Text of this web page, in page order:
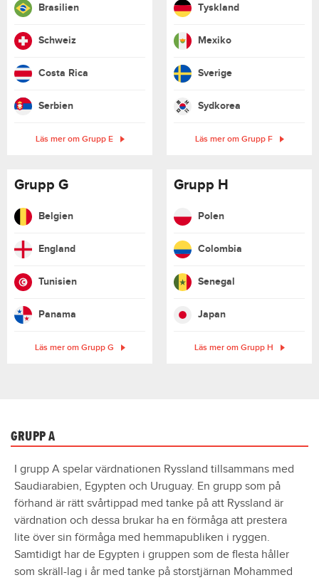
Brasilien
Schweiz
Costa Rica
Serbien
Läs mer om Grupp E
Tyskland
Mexiko
Sverige
Sydkorea
Läs mer om Grupp F
Grupp G
Belgien
England
Tunisien
Panama
Läs mer om Grupp G
Grupp H
Polen
Colombia
Senegal
Japan
Läs mer om Grupp H
GRUPP A
I grupp A spelar värdnationen Ryssland tillsammans med
Saudiarabien, Egypten och Uruguay. En grupp som på
förhand är rätt svårtippad med tanke på att Ryssland är
värdnation och dessa brukar ha en förmåga att prestera
lite över sin förmåga med hemmapubliken i ryggen.
Samtidigt har de Egypten i gruppen som de flesta håller
som skräll-lag i år med tanke på storstjärnan Mohammed